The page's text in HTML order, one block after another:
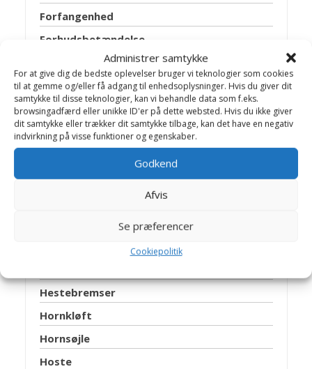
Administrer samtykke
For at give dig de bedste oplevelser bruger vi teknologier som cookies
til at gemme og/eller få adgang til enhedsoplysninger. Hvis du giver dit
samtykke til disse teknologier, kan vi behandle data som f.eks.
browsingadfærd eller unikke ID'er på dette websted. Hvis du ikke giver
dit samtykke eller trækker dit samtykke tilbage, kan det have en negativ
indvirkning på visse funktioner og egenskaber.
Godkend
Afvis
Se præferencer
Cookiepolitik
Forfangenhed
Forhudsbetændelse
Forstoppelse
Følsyge
Gangræn – koldbrand
Græssyge
Gulsot
Hammelschwanz
Hestebremser
Hornkløft
Hornsøjle
Hoste